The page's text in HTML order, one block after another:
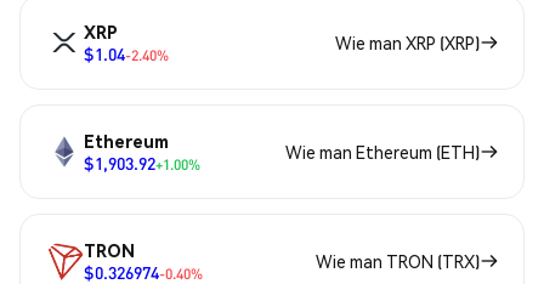
XRP
$1.04-2.40%
Wie man XRP (XRP)
Ethereum
$1,903.92+1.00%
Wie man Ethereum (ETH)
TRON
$0.326974-0.40%
Wie man TRON (TRX)